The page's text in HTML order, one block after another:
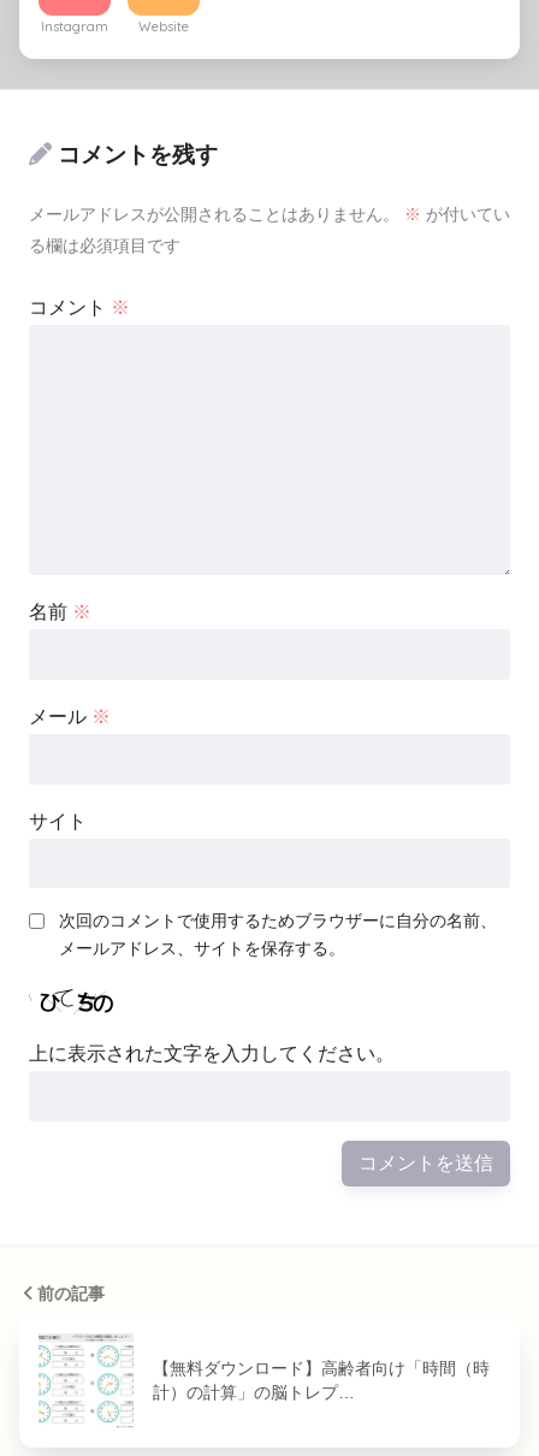
Instagram Website
コメントを残す
メールアドレスが公開されることはありません。 ※ が付いてい
る欄は必須項目です
コメント ※
名前 ※
メール ※
サイト
次回のコメントで使用するためブラウザーに自分の名前、
メールアドレス、サイトを保存する。
上に表示された文字を入力してください。
前の記事
【無料ダウンロード】高齢者向け「時間（時
計）の計算」の脳トレプ…